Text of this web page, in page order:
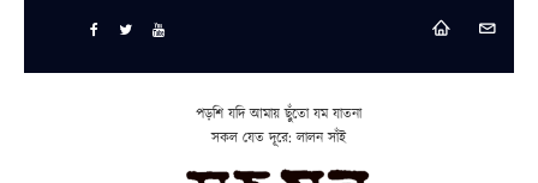
পড়শি যদি আমায় ছুঁতো যম যাতনা
সকল যেত দূরে: লালন সাঁই